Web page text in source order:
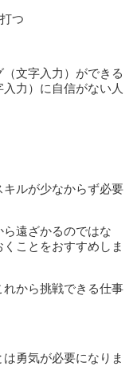
つ
文字入力）ができる
力）に自信がない人
ルが少なからず必要
遠ざかるのではな
ことをおすすめしま
から挑戦できる仕事
勇気が必要になりま